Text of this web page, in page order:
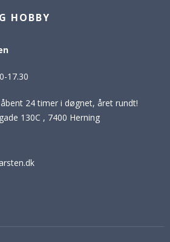
HOBBY
17.30
24 timer i døgnet, året rundt!
130C , 7400 Herning